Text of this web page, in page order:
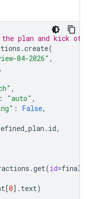
plan and kick off
.create(
04-2026" ,
,
,
: "auto" ,
: False,
. id,
.get(id=
[0] . text)